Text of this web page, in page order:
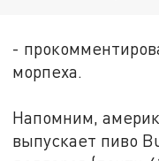
-
морпеха.
Напомним,
выпускает пиво